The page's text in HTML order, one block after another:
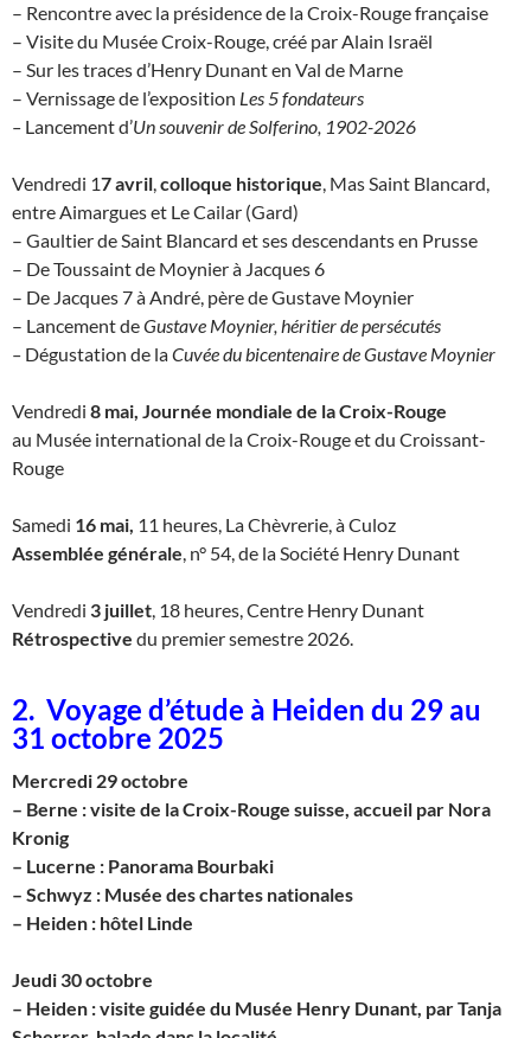
– Rencontre avec la présidence de la Croix-Rouge française
– Visite du Musée Croix-Rouge, créé par Alain Israël
– Sur les traces d’Henry Dunant en Val de Marne
– Vernissage de l’exposition Les 5 fondateurs
– Lancement d’Un souvenir de Solferino, 1902-2026
Vendredi 17 avril,colloque historique, Mas Saint Blancard,
entre Aimargues et Le Cailar (Gard)
– Gaultier de Saint Blancard et ses descendants en Prusse
– De Toussaint de Moynier à Jacques 6
– De Jacques 7 à André, père de Gustave Moynier
– Lancement deGustave Moynier, héritier de persécutés
– Dégustation de laCuvée du bicentenaire de Gustave Moynier
Vendredi 8 mai, Journée mondiale de la Croix-Rouge
au Musée international de la Croix-Rouge et du Croissant-
Rouge
Samedi 16 mai, 11 heures, La Chèvrerie, à Culoz
Assemblée générale, n° 54, de la Société Henry Dunant
Vendredi 3 juillet, 18 heures, Centre Henry Dunant
Rétrospective du premier semestre 2026.
2. Voyage d’étude à Heiden du 29 au
31 octobre 2025
Mercredi 29 octobre
– Berne : visite de la Croix-Rouge suisse, accueil par Nora
Kronig
– Lucerne : Panorama Bourbaki
– Schwyz : Musée des chartes nationales
– Heiden : hôtel Linde
Jeudi 30 octobre
– Heiden : visite guidée du Musée Henry Dunant, par Tanja